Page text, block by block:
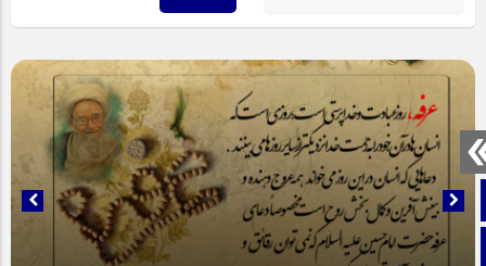
صفحه نخست
تماس با ما